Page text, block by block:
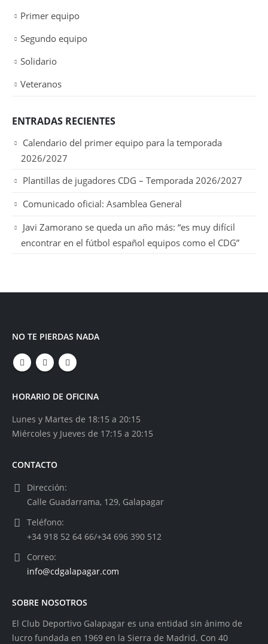
Primer equipo
Segundo equipo
Solidario
Veteranos
ENTRADAS RECIENTES
Calendario del primer equipo para la temporada
2026/2027
Plantillas de jugadores CDG – Temporada 2026/2027
Comunicado oficial: Asamblea General
Javi Zamorano se queda un año más: “es muy difícil
encontrar en el fútbol español equipos como el CDG”
NO TE PIERDAS NADA
HORARIO DE OFICINA
Lunes y Martes de 18:15 a 20:15
Miércoles y Jueves de 17:15 a 20:15
CONTACTO
Dirección:
Calle Guadarrama, 129, Galapagar
Teléfono:
+34 918 52 64 66/+34 696 390 512
Correo:
info@cdgalapagar.com
SOBRE NOSOTROS
El Club Deportivo Galapagar es una entidad sin ánimo de
lucro fundada en 1969 en la Sierra de Madrid. Con 40